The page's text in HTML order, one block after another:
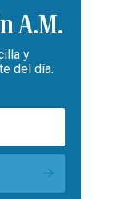
A.M.
y
del día.